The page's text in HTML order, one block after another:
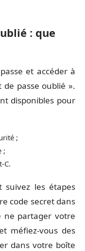
: que
et accéder à
passe oublié ».
disponibles pour
;
;
C.
suivez les étapes
code secret dans
ne partager votre
méfiez-vous des
dans votre boîte